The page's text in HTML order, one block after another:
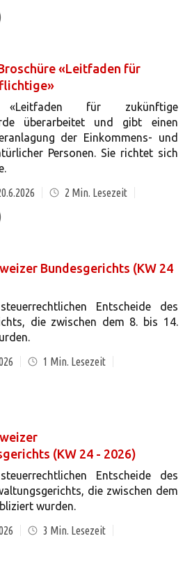
«Leitfaden für
für zukünftige
überarbeitet und gibt einen
der Einkommens- und
Personen. Sie richtet sich
2 Min. Lesezeit
Bundesgerichts (KW 24
Entscheide des
die zwischen dem 8. bis 14.
1 Min. Lesezeit
(KW 24 - 2026)
Entscheide des
die zwischen dem
wurden.
3 Min. Lesezeit